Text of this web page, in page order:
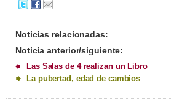
Noticias relacionadas:
Noticia anterior/siguiente:
Las Salas de 4 realizan un Libro
La pubertad, edad de cambios